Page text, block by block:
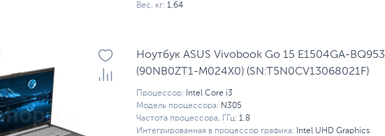
Вес, кг: 1.64
Ноутбук ASUS Vivobook Go 15 E1504GA-BQ953
(90NB0ZT1-M024X0) (SN:T5N0CV13068021F)
Процессор:
Intel Core i3
Модель процессора: N305
Частота процессора, ГГц: 1.8
Интегрированная в процессор графика:
Intel UHD Graphics